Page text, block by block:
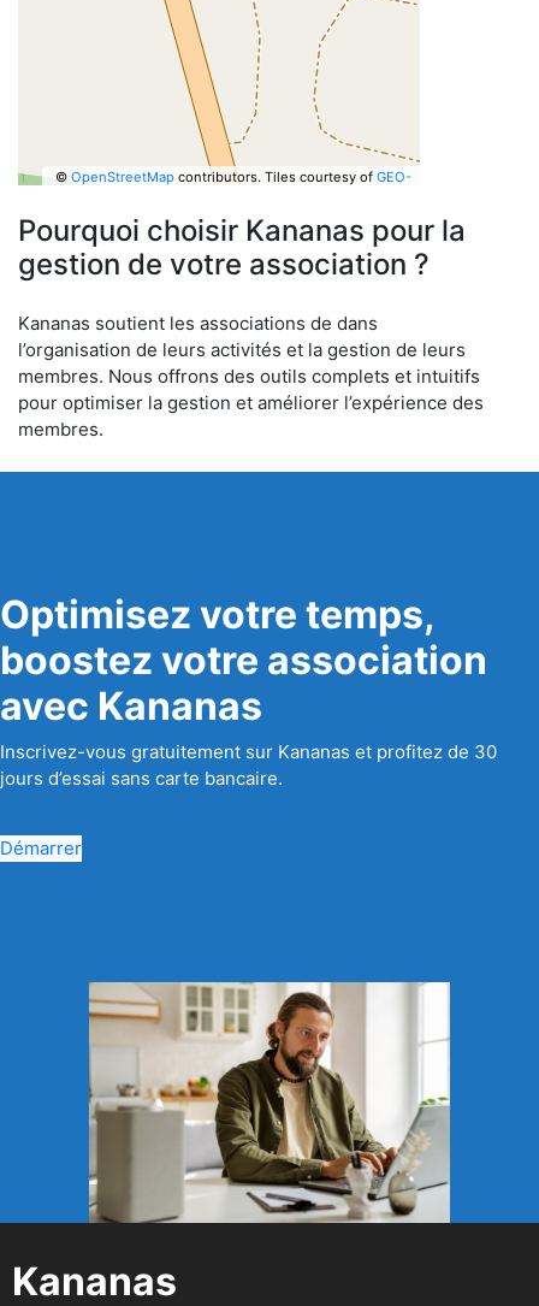
© OpenStreetMapcontributors. Tiles courtesy of GEO-
Pourquoi choisir Kananas pour la
gestion de votre association ?
Kananas soutient les associations de dans
l’organisation de leurs activités et la gestion de leurs
membres. Nous offrons des outils complets et intuitifs
pour optimiser la gestion et améliorer l’expérience des
membres.
Optimisez votre temps,
boostez votre association
avec Kananas
Inscrivez-vous gratuitement sur Kananas et profitez de 30
jours d’essai sans carte bancaire.
Démarrer
Kananas